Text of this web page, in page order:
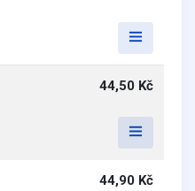
44,50 Kč
44,90 Kč